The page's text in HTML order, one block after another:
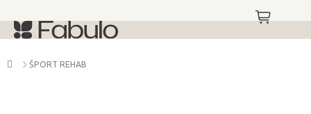
NÁKUPNÝ
KOŠÍK
Domov
ŠPORT REHAB